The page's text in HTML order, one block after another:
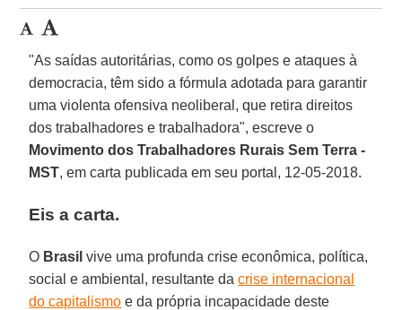
"As saídas autoritárias, como os golpes e ataques à
democracia, têm sido a fórmula adotada para garantir
uma violenta ofensiva neoliberal, que retira direitos
dos trabalhadores e trabalhadora", escreve o
Movimento dos Trabalhadores Rurais Sem Terra -
MST, em carta publicada em seu portal, 12-05-2018.
Eis a carta.
O Brasil vive uma profunda crise econômica, política,
social e ambiental, resultante dacrise internacional
do capitalismo e da própria incapacidade deste